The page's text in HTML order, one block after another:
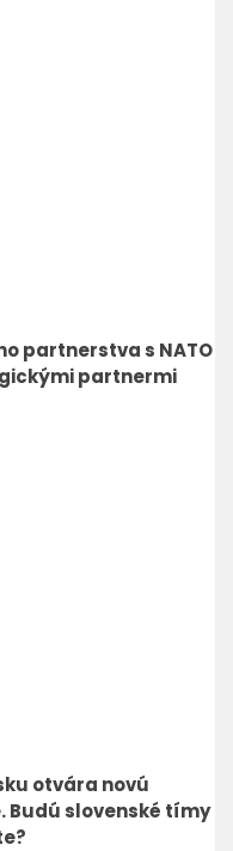
partnerstva s NATO
partnermi
otvára novú
Budú slovenské tímy